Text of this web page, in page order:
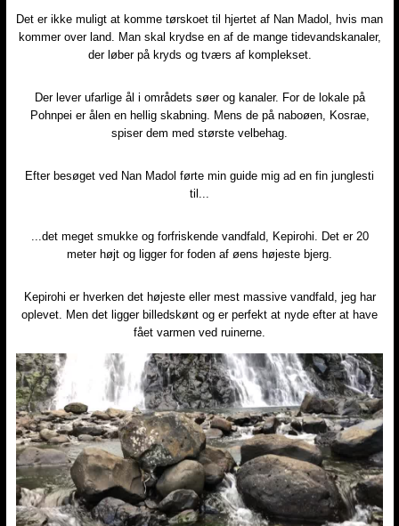
Det er ikke muligt at komme tørskoet til hjertet af Nan Madol, hvis man
kommer over land. Man skal krydse en af de mange tidevandskanaler,
der løber på kryds og tværs af komplekset.
Der lever ufarlige ål i områdets søer og kanaler. For de lokale på
Pohnpei er ålen en hellig skabning. Mens de på naboøen, Kosrae,
spiser dem med største velbehag.
Efter besøget ved Nan Madol førte min guide mig ad en fin junglesti
til...
...det meget smukke og forfriskende vandfald, Kepirohi. Det er 20
meter højt og ligger for foden af øens højeste bjerg.
Kepirohi er hverken det højeste eller mest massive vandfald, jeg har
oplevet. Men det ligger billedskønt og er perfekt at nyde efter at have
fået varmen ved ruinerne.